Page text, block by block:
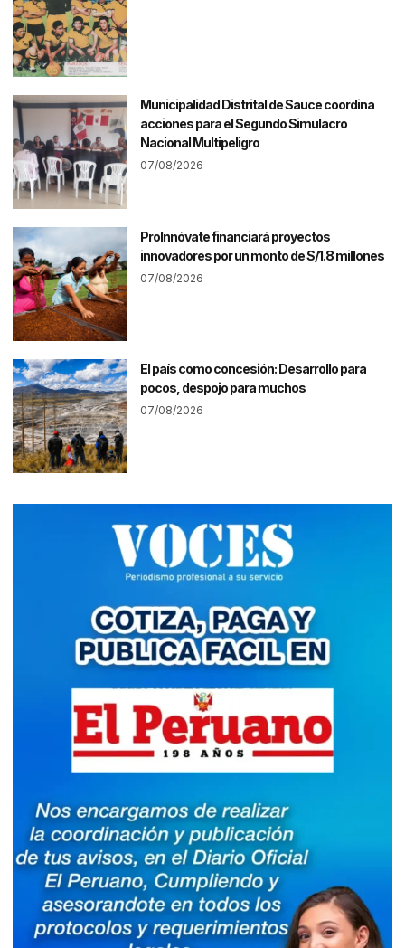
Municipalidad Distrital de Sauce coordina
acciones para el Segundo Simulacro
Nacional Multipeligro
07/08/2026
ProInnóvate financiará proyectos
innovadores por un monto de S/1.8 millones
07/08/2026
El país como concesión: Desarrollo para
pocos, despojo para muchos
07/08/2026